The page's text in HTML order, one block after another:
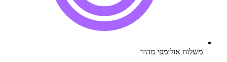
משלוח אולימפי מהיר